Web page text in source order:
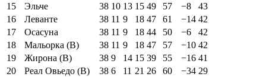
15 Эльче 38 10 13 15 49 57 −8
43
16
Леванте 38 11 9 18 47 61 −14 42
17
Осасуна 38 11 9 18 44 50 −6
42
18
Мальорка (В) 38 11 9 18 47 57 −10 42
19
Жирона (В) 38 9 14 15 39 55 −16 41
20
Реал Овьедо (В) 38 6 11 21 26 60 −34 29